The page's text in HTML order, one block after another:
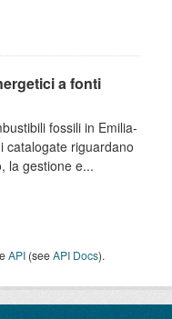
a fonti
fossili in Emilia-
catalogate riguardano
la gestione e...
API (seeAPI Docs).